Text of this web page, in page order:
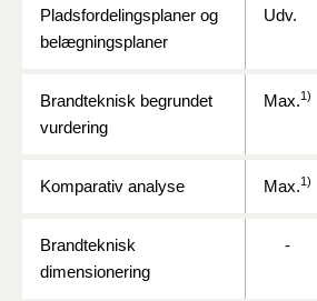
Pladsfordelingsplaner og
belægningsplaner
Udv.
Brandteknisk begrundet
vurdering
Max.1)
Komparativ analyse Max.1)
Brandteknisk
dimensionering
-